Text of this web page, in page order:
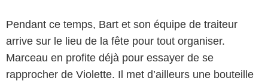
Pendant ce temps, Bart et son équipe de traiteur
arrive sur le lieu de la fête pour tout organiser.
Marceau en profite déjà pour essayer de se
rapprocher de Violette. Il met d’ailleurs une bouteille